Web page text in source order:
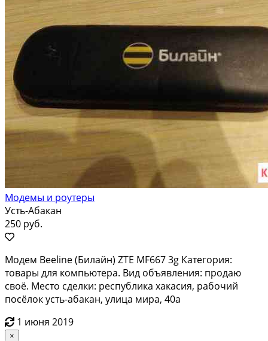
Модемы и роутеры
Усть-Абакан
250 руб.
Модем Beeline (Билайн) ZTE MF667 3g Категория:
товары для компьютера. Вид объявления: продаю
своё. Место сделки: республика хакасия, рабочий
посёлок усть-абакан, улица мира, 40а
1 июня 2019
×